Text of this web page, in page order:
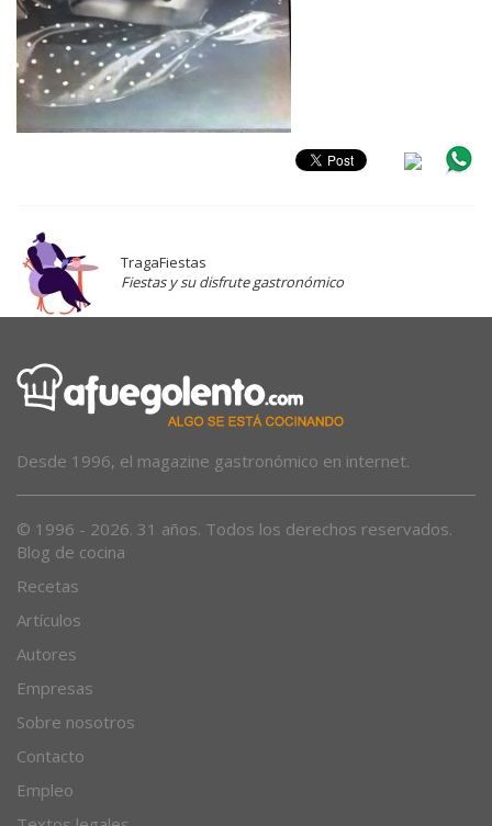
TragaFiestas
Fiestas y su disfrute gastronómico
Desde 1996, el magazine gastronómico en internet.
© 1996 - 2026. 31 años. Todos los derechos reservados.
Blog de cocina
Recetas
Artículos
Autores
Empresas
Sobre nosotros
Contacto
Empleo